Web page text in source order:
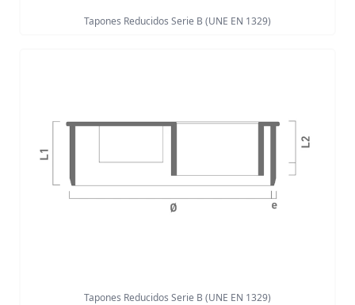
Tapones Reducidos Serie B (UNE EN 1329)
Tapones Reducidos Serie B (UNE EN 1329)